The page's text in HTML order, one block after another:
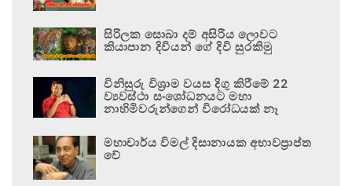
සිරිලක සොබා දම් අසිරිය ලොවට
කියාපාන දිවියන් ගේ දිවි සුරකිමු
විනිසුරු විශ්‍රාම වයස දිගු කිරීමේ 22
ව්‍යවස්ථා සංශෝධනයට මහා
නාහිමිවරුන්ගෙන් විරෝධයක් නෑ
මහාචාර්ය විමල් දිසානායක අභාවප්‍රාප්ත
වේ